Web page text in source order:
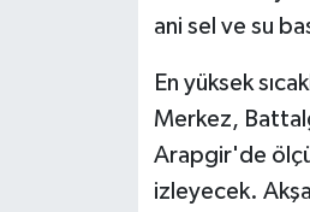
ani sel ve su
En yüksek
Merkez,
Arapgir'de
izleyecek.